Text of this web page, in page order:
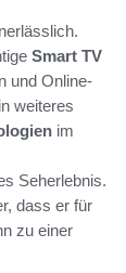
Smart TV
und Online-
weiteres
im
Seherlebnis.
dass er für
zu einer